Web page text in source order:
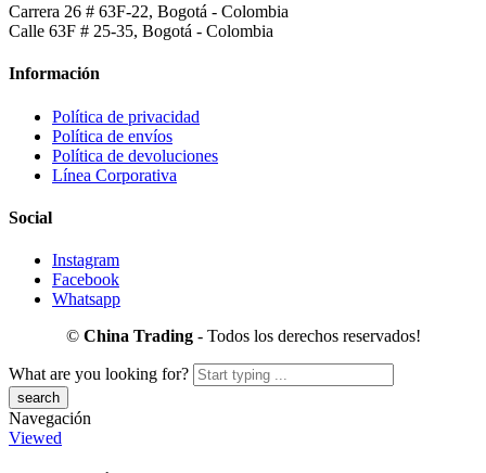
Carrera 26 # 63F-22, Bogotá - Colombia
Calle 63F # 25-35, Bogotá - Colombia
Información
Política de privacidad
Política de envíos
Política de devoluciones
Línea Corporativa
Social
Instagram
Facebook
Whatsapp
© China Trading - Todos los derechos reservados!
What are you looking for?
Navegación
Viewed